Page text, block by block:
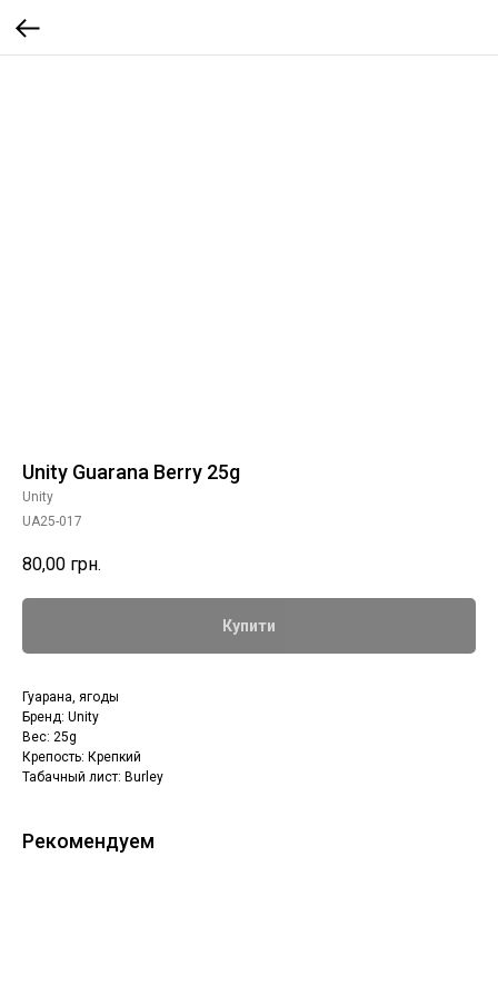
Unity Guarana Berry 25g
Unity
UA25-017
80,00 грн.
Купити
Гуарана, ягоды
Бренд: Unity
Вес: 25g
Крепость: Крепкий
Табачный лист: Burley
Рекомендуем